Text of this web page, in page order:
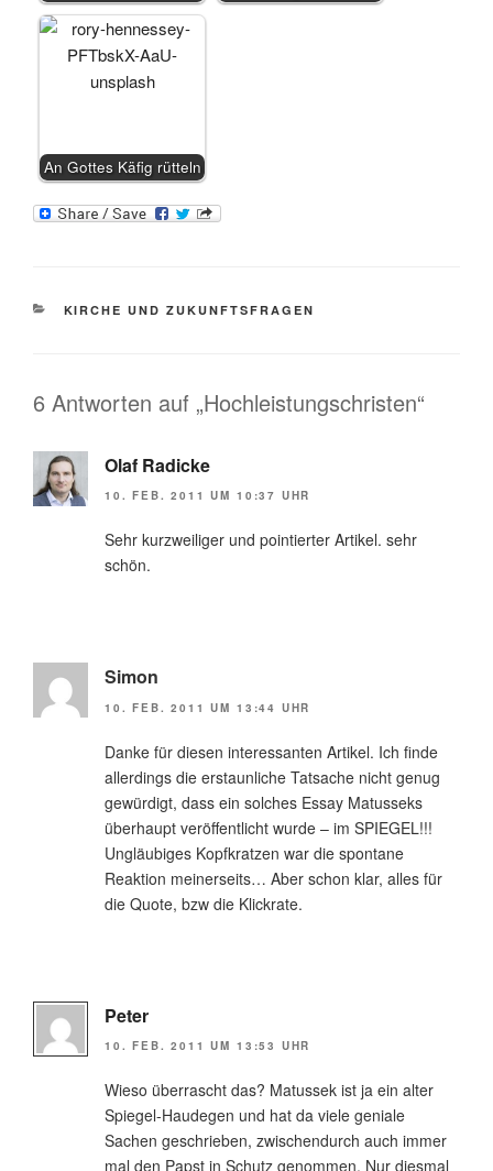
An Gottes Käfig rütteln
KATEGORIEN
KIRCHE UND ZUKUNFTSFRAGEN
6 Antworten auf „Hochleistungschristen“
Olaf Radicke
10. FEB. 2011 UM 10:37 UHR
Sehr kurzweiliger und pointierter Artikel. sehr
schön.
Simon
10. FEB. 2011 UM 13:44 UHR
Danke für diesen interessanten Artikel. Ich finde
allerdings die erstaunliche Tatsache nicht genug
gewürdigt, dass ein solches Essay Matusseks
überhaupt veröffentlicht wurde – im SPIEGEL!!!
Ungläubiges Kopfkratzen war die spontane
Reaktion meinerseits… Aber schon klar, alles für
die Quote, bzw die Klickrate.
Peter
10. FEB. 2011 UM 13:53 UHR
Wieso überrascht das? Matussek ist ja ein alter
Spiegel-Haudegen und hat da viele geniale
Sachen geschrieben, zwischendurch auch immer
mal den Papst in Schutz genommen. Nur diesmal